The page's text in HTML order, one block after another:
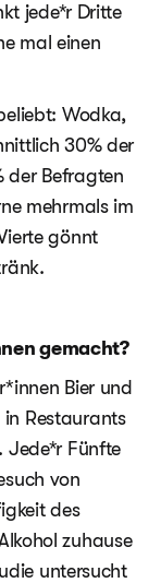
jede*r Dritte
mal einen
Wodka,
30% der
der Befragten
mehrmals im
gönnt
gemacht?
Bier und
Restaurants
Jede*r Fünfte
von
des
zuhause
untersucht